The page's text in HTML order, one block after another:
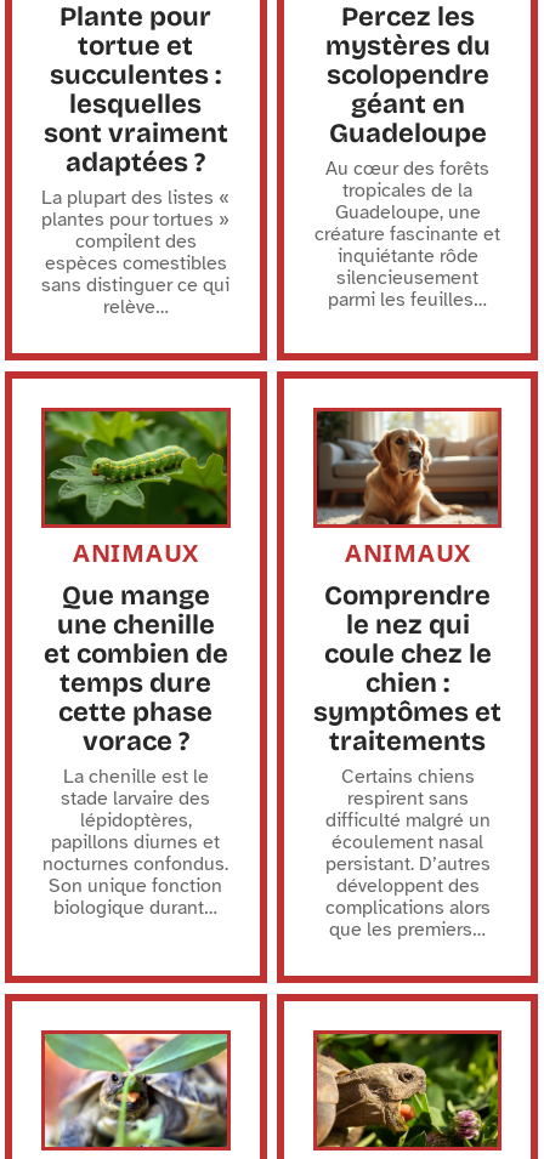
Plante pour
tortue et
succulentes :
lesquelles
sont vraiment
adaptées ?
La plupart des listes «
plantes pour tortues »
compilent des
espèces comestibles
sans distinguer ce qui
relève…
Percez les
mystères du
scolopendre
géant en
Guadeloupe
Au cœur des forêts
tropicales de la
Guadeloupe, une
créature fascinante et
inquiétante rôde
silencieusement
parmi les feuilles…
ANIMAUX
Que mange
une chenille
et combien de
temps dure
cette phase
vorace ?
La chenille est le
stade larvaire des
lépidoptères,
papillons diurnes et
nocturnes confondus.
Son unique fonction
biologique durant…
ANIMAUX
Comprendre
le nez qui
coule chez le
chien :
symptômes et
traitements
Certains chiens
respirent sans
difficulté malgré un
écoulement nasal
persistant. D’autres
développent des
complications alors
que les premiers…